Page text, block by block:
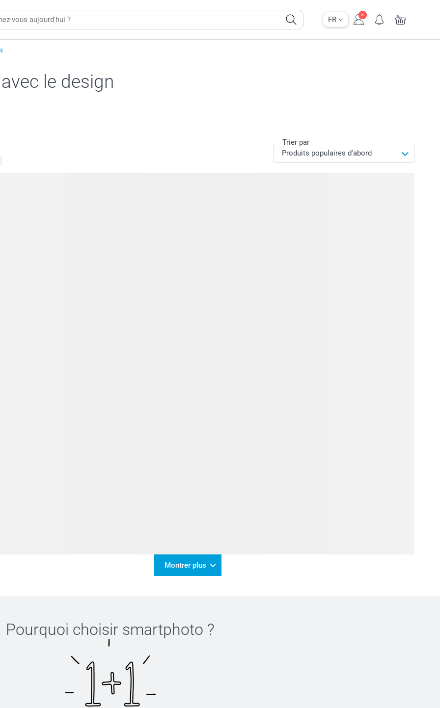
FR
le design
Trier par
Montrer plus
Pourquoi choisir smartphoto ?